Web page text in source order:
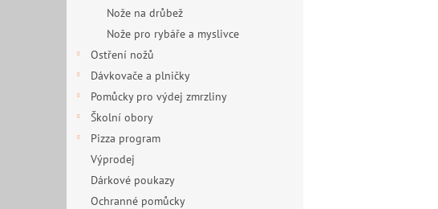
Nože na drůbež
Nože pro rybáře a myslivce
Ostření nožů
Dávkovače a plničky
Pomůcky pro výdej zmrzliny
Školní obory
Pizza program
Výprodej
Dárkové poukazy
Ochranné pomůcky